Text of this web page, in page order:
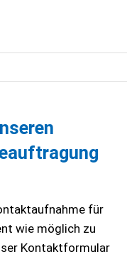
für
wie möglich zu
Kontaktformular